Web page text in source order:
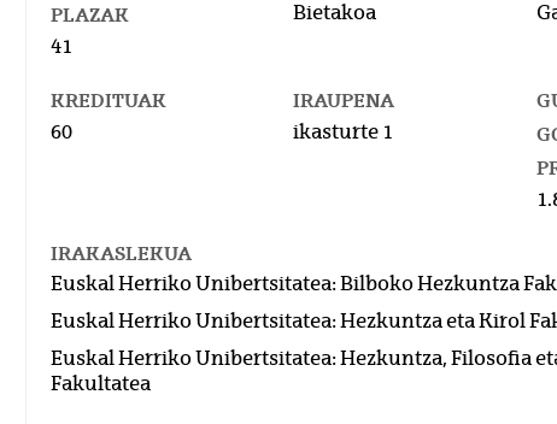
PLAZAK
41
Bietakoa
KREDITUAK
60
IRAUPENA
ikasturte 1
IRAKASLEKUA
Euskal Herriko Unibertsitatea: Bilboko Hezkuntza
Euskal Herriko Unibertsitatea: Hezkuntza eta Kirol
Euskal Herriko Unibertsitatea: Hezkuntza, Filosofia
Fakultatea